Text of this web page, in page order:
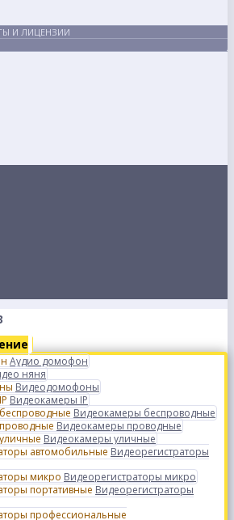
И ЛИЦЕНЗИИ
Аудио домофон
няня
Видеодомофоны
Видеокамеры IP
Видеокамеры беспроводные
Видеокамеры проводные
Видеокамеры уличные
Видеорегистраторы
Видеорегистраторы микро
Видеорегистраторы